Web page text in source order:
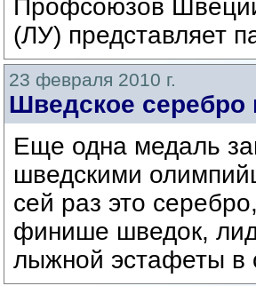
Профсоюзов
(ЛУ) представляет
23 февраля 2010 г.
Шведское серебро
Еще одна медаль
шведскими
сей раз это
финише шведок,
лыжной эстафеты в